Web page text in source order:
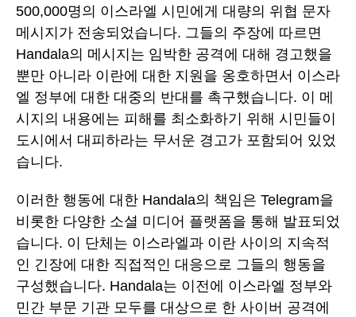
500,000명의 이스라엘 시민에게 대량의 위협 문자
메시지가 전송되었습니다. 그들의 주장에 따르면
Handala의 메시지는 임박한 공격에 대해 경고했을
뿐만 아니라 이란에 대한 지원을 옹호하면서 이스라
엘 정부에 대한 대중의 반대를 촉구했습니다. 이 메
시지의 내용에는 피해를 최소화하기 위해 시민들이
도시에서 대피하라는 무서운 경고가 포함되어 있었
습니다.
이러한 행동에 대한 Handala의 책임은 Telegram을
비롯한 다양한 소셜 미디어 플랫폼을 통해 발표되었
습니다. 이 단체는 이스라엘과 이란 사이의 지속적
인 긴장에 대한 직접적인 대응으로 그들의 행동을
구성했습니다. Handala는 이전에 이스라엘 정부와
민간 부문 기관 모두를 대상으로 한 사이버 공격에